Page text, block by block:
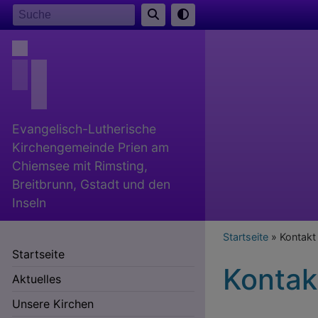
Direkt
zum
Inhalt
Evangelisch-Lutherische
Kirchengemeinde Prien am
Chiemsee mit Rimsting,
Breitbrunn, Gstadt und den
Inseln
Startseite
Aktuelles
Unsere Kirchen
Startseite Kontakt